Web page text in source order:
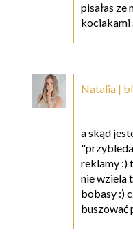
pisałas ze
kociakami
Natalia |
a skąd
reklamy :)
nie wziela
bobasy :)
buszować